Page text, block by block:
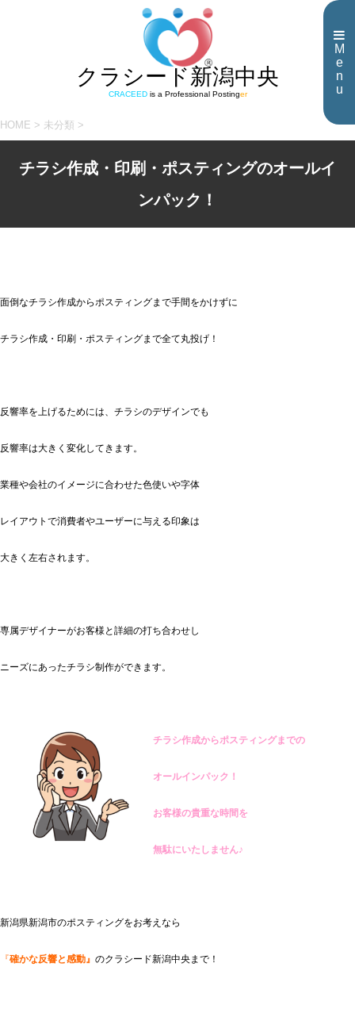
M
e
n
u
クラシード新潟中央
CRACEEDis a Professional Postinger
HOME > 未分類 >
チラシ作成・印刷・ポスティングのオールイ
ンパック！
面倒なチラシ作成からポスティングまで手間をかけずに
チラシ作成・印刷・ポスティングまで全て丸投げ！
反響率を上げるためには、チラシのデザインでも
反響率は大きく変化してきます。
業種や会社のイメージに合わせた色使いや字体
レイアウトで消費者やユーザーに与える印象は
大きく左右されます。
専属デザイナーがお客様と詳細の打ち合わせし
ニーズにあったチラシ制作ができます。
チラシ作成からポスティングまでの
オールインパック！
お客様の貴重な時間を
無駄にいたしません♪
新潟県新潟市のポスティングをお考えなら
『確かな反響と感動』 のクラシード新潟中央まで！